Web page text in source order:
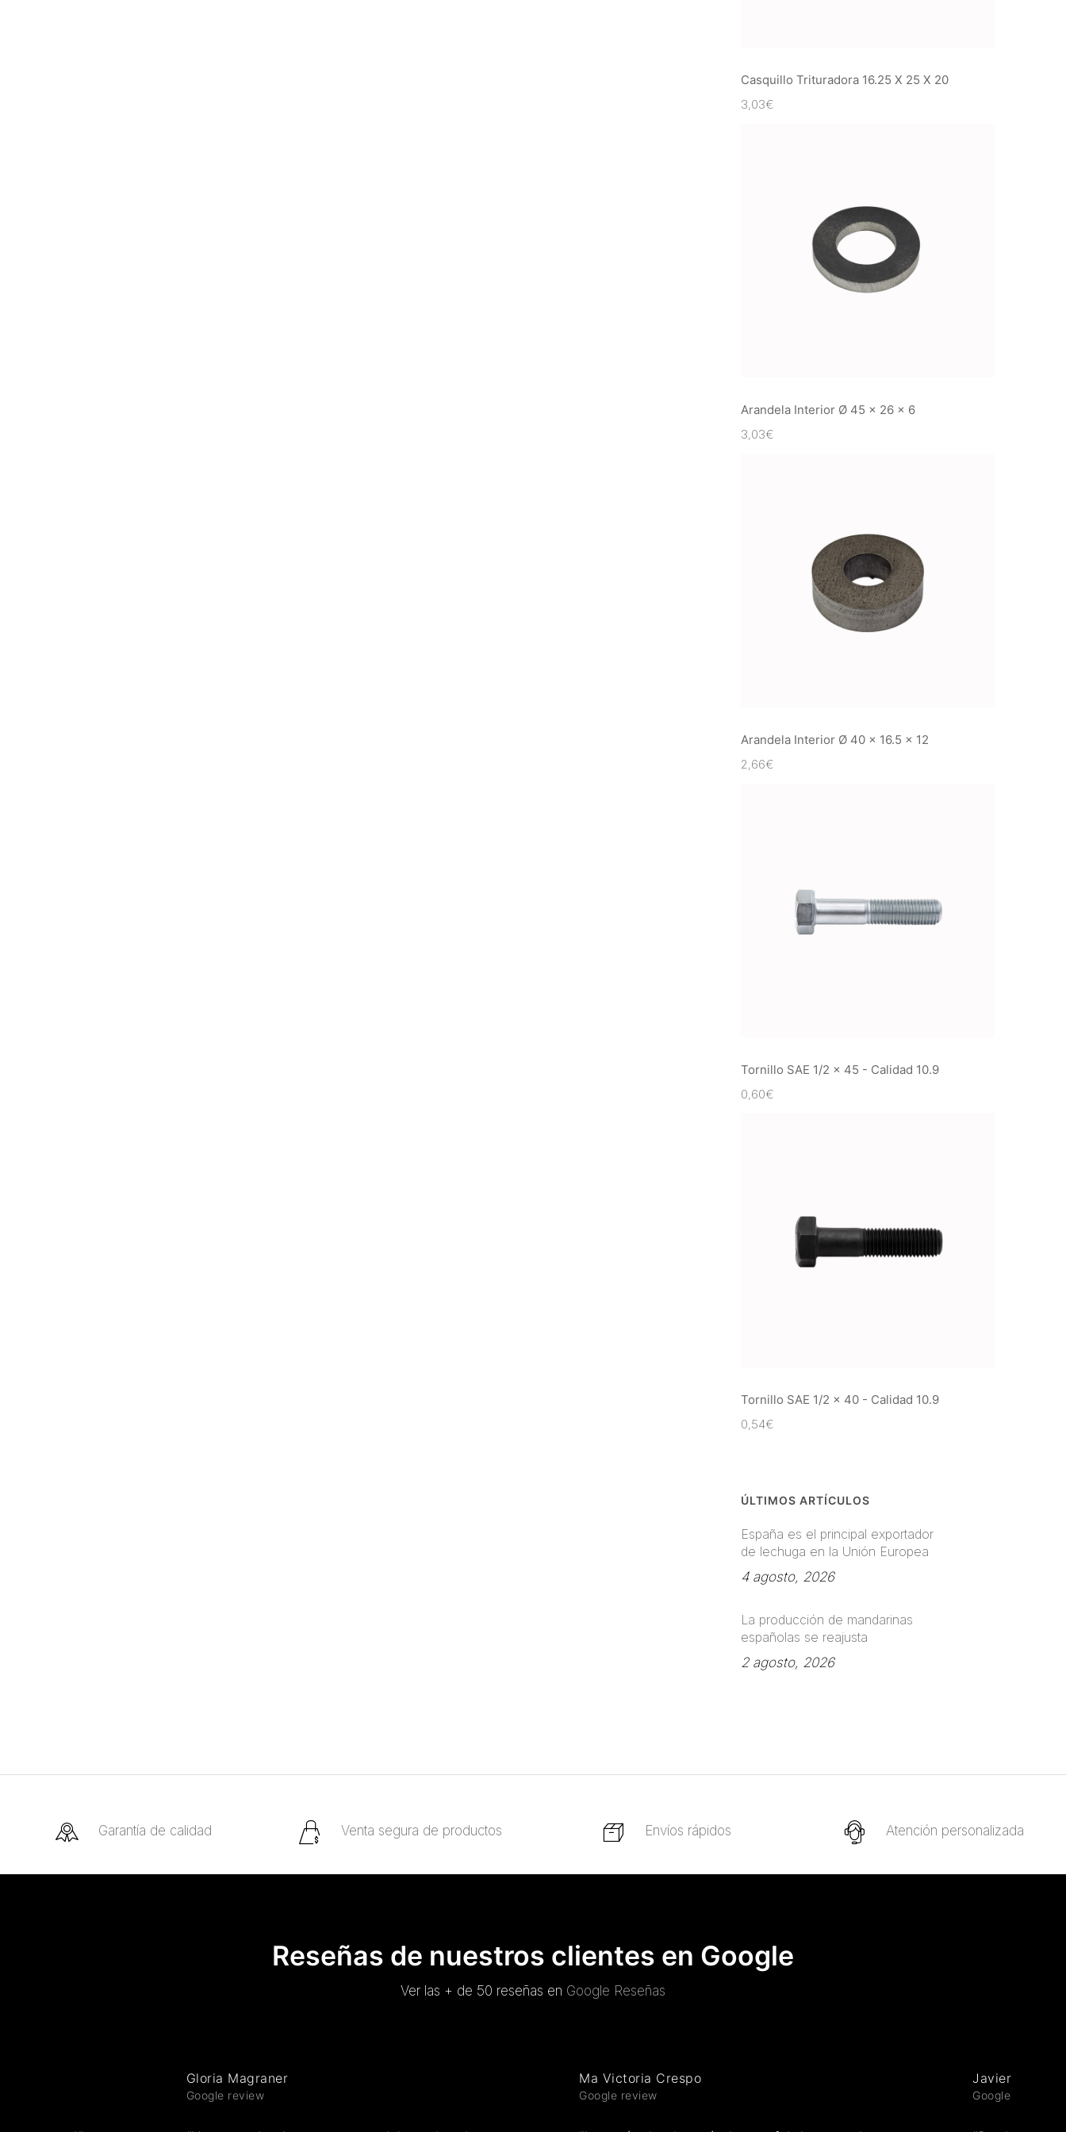
Casquillo Trituradora 16.25 X 25 X 20
3,03€
Arandela Interior Ø 45 x 26 x 6
3,03€
Arandela Interior Ø 40 x 16.5 x 12
2,66€
Tornillo SAE 1/2 x 45 - Calidad 10.9
0,60€
Tornillo SAE 1/2 x 40 - Calidad 10.9
0,54€
ÚLTIMOS ARTÍCULOS
España es el principal exportador
de lechuga en la Unión Europea
4 agosto, 2026
La producción de mandarinas
españolas se reajusta
2 agosto, 2026
Garantía de calidad Venta segura de productos Envíos rápidos Atención personalizada
Reseñas de nuestros clientes en Google
Ver las + de 50 reseñas en Google Reseñas
Gloria Magraner
Google review
Ma Victoria Crespo
Google review
Javier
Google review